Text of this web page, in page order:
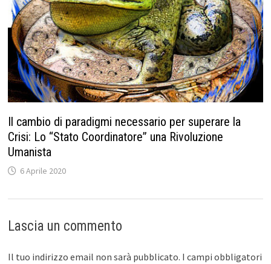
Il cambio di paradigmi necessario per superare la
Crisi: Lo “Stato Coordinatore” una Rivoluzione
Umanista
6 Aprile 2020
Lascia un commento
Il tuo indirizzo email non sarà pubblicato. I campi obbligatori